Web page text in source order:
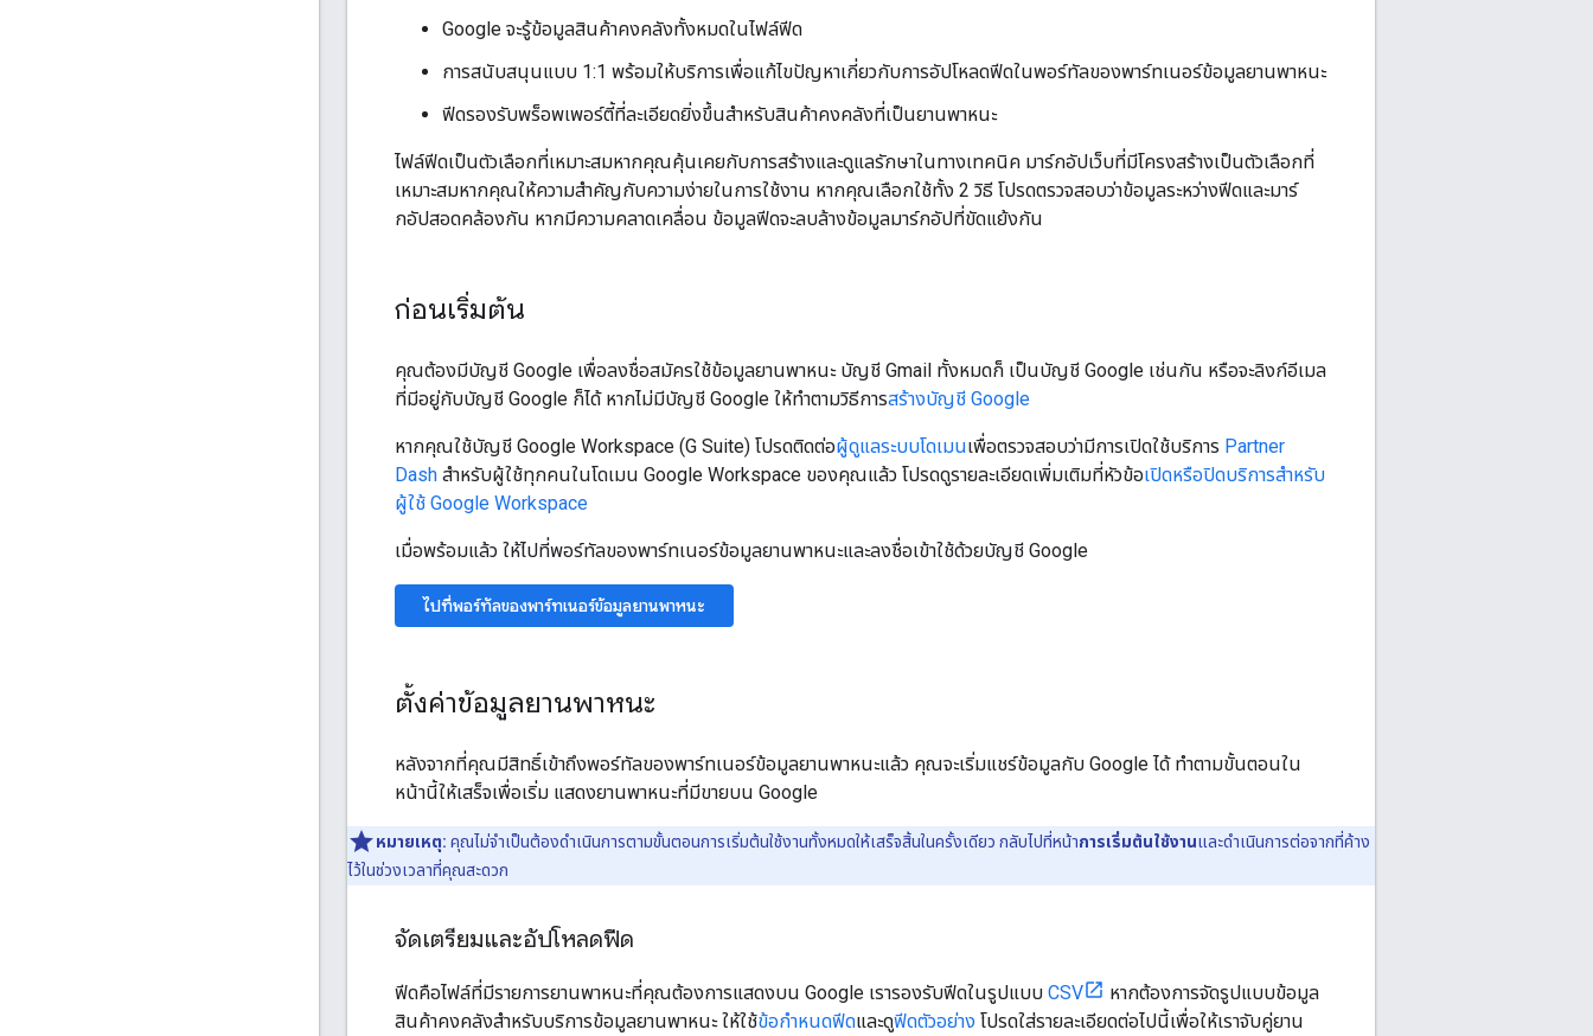
Google จะรู้ข้อมูลสินค้าคงคลังทั้งหมดในไฟล์ฟีด
การสนับสนุนแบบ 1:1 พร้อมให้บริการเพื่อแก้ไขปัญหาเกี่ยวกับการอัปโหลดฟีดในพอร์ทัลของพาร์ทเนอร์ข้อมูลยานพาหนะ
ฟีดรองรับพร็อพเพอร์ตี้ที่ละเอียดยิ่งขึ้นสำหรับสินค้าคงคลังที่เป็นยานพาหนะ
ไฟล์ฟีดเป็นตัวเลือกที่เหมาะสมหากคุณคุ้นเคยกับการสร้างและดูแลรักษาในทางเทคนิค มาร์กอัปเว็บที่มีโครงสร้างเป็นตัวเลือกที่
เหมาะสมหากคุณให้ความสำคัญกับความง่ายในการใช้งาน หากคุณเลือกใช้ทั้ง 2 วิธี โปรดตรวจสอบว่าข้อมูลระหว่างฟีดและมาร์
กอัปสอดคล้องกัน หากมีความคลาดเคลื่อน ข้อมูลฟีดจะลบล้างข้อมูลมาร์กอัปที่ขัดแย้งกัน
ก่อนเริ่มต้น
คุณต้องมีบัญชี Google เพื่อลงชื่อสมัครใช้ข้อมูลยานพาหนะ บัญชี Gmail ทั้งหมดก็ เป็นบัญชี Google เช่นกัน หรือจะลิงก์อีเมล
ที่มีอยู่กับบัญชี Google ก็ได้ หากไม่มีบัญชี Google ให้ทำตามวิธีการสร้างบัญชี Google
หากคุณใช้บัญชี Google Workspace (G Suite) โปรดติดต่อผู้ดูแลระบบโดเมนเพื่อตรวจสอบว่ามีการเปิดใช้บริการ Partner
Dash สำหรับผู้ใช้ทุกคนในโดเมน Google Workspace ของคุณแล้ว โปรดดูรายละเอียดเพิ่มเติมที่หัวข้อเปิดหรือปิดบริการสำหรับ
ผู้ใช้ Google Workspace
เมื่อพร้อมแล้ว ให้ไปที่พอร์ทัลของพาร์ทเนอร์ข้อมูลยานพาหนะและลงชื่อเข้าใช้ด้วยบัญชี Google
ไปที่พอร์ทัลของพาร์ทเนอร์ข้อมูลยานพาหนะ
ตั้งค่าข้อมูลยานพาหนะ
หลังจากที่คุณมีสิทธิ์เข้าถึงพอร์ทัลของพาร์ทเนอร์ข้อมูลยานพาหนะแล้ว คุณจะเริ่มแชร์ข้อมูลกับ Google ได้ ทำตามขั้นตอนใน
หน้านี้ให้เสร็จเพื่อเริ่ม แสดงยานพาหนะที่มีขายบน Google
หมายเหตุ: คุณไม่จำเป็นต้องดำเนินการตามขั้นตอนการเริ่มต้นใช้งานทั้งหมดให้เสร็จสิ้นในครั้งเดียว กลับไปที่หน้าการเริ่มต้นใช้งานและดำเนินการต่อจากที่ค้าง
ไว้ในช่วงเวลาที่คุณสะดวก
จัดเตรียมและอัปโหลดฟีด
ฟีดคือไฟล์ที่มีรายการยานพาหนะที่คุณต้องการแสดงบน Google เรารองรับฟีดในรูปแบบ CSV
หากต้องการจัดรูปแบบข้อมูล
สินค้าคงคลังสำหรับบริการข้อมูลยานพาหนะ ให้ใช้ข้อกำหนดฟีดและดูฟีดตัวอย่าง โปรดใส่รายละเอียดต่อไปนี้เพื่อให้เราจับคู่ยาน